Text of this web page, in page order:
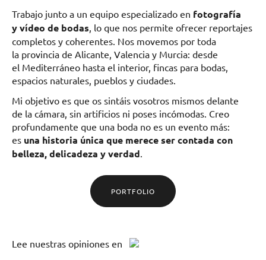
Trabajo junto a un equipo especializado en fotografía
y vídeo de bodas , lo que nos permite ofrecer reportajes
completos y coherentes. Nos movemos por toda
la provincia de Alicante, Valencia y Murcia: desde
el Mediterráneo hasta el interior, fincas para bodas,
espacios naturales, pueblos y ciudades.
Mi objetivo es que os sintáis vosotros mismos delante
de la cámara, sin artificios ni poses incómodas. Creo
profundamente que una boda no es un evento más:
es una historia única que merece ser contada con
belleza, delicadeza y verdad
PORTFOLIO
Lee nuestras opiniones en